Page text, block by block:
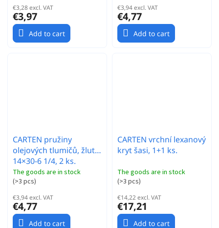
€3,28 excl. VAT
€3,97
Add to cart
€3,94 excl. VAT
€4,77
Add to cart
CARTEN pružiny
olejových tlumičů, žluté
14×30-6 1/4, 2 ks.
The goods are in stock
(>3 pcs)
€3,94 excl. VAT
€4,77
Add to cart
CARTEN vrchní lexanový
kryt šasi, 1+1 ks.
The goods are in stock
(>3 pcs)
€14,22 excl. VAT
€17,21
Add to cart